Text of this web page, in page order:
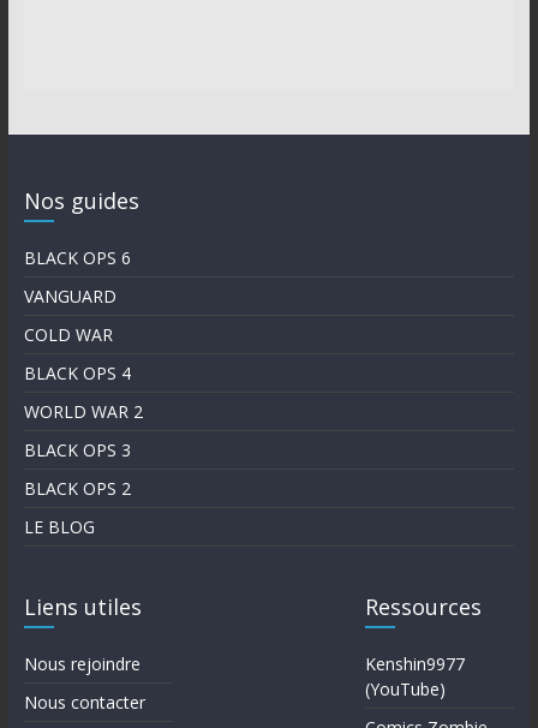
Nos guides
BLACK OPS 6
VANGUARD
COLD WAR
BLACK OPS 4
WORLD WAR 2
BLACK OPS 3
BLACK OPS 2
LE BLOG
Liens utiles
Nous rejoindre
Nous contacter
Ressources
Kenshin9977
(YouTube)